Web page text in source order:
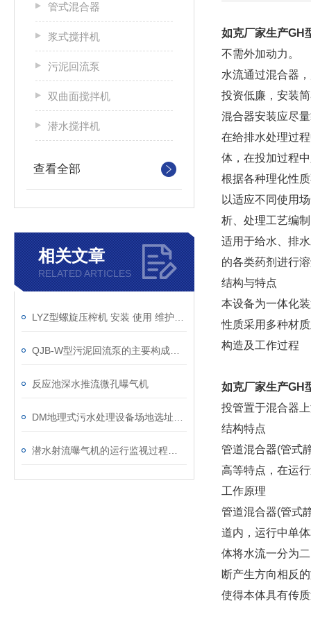
管式混合器
浆式搅拌机
污泥回流泵
双曲面搅拌机
潜水搅拌机
查看全部
相关文章
RELATED ARTICLES
反应池深水推流微孔曝气机
如克厂家生产GH
不需外加动力。
水流通过混合器
投资低廉，安装
混合器安装应尽
在给排水处理过
体，在投加过程
根据各种理化性
以适应不同使用
析、处理工艺编
适用于给水、排
的各类药剂进行
结构与特点
本设备为一体化
性质采用多种材
构造及工作过程
如克厂家生产GH
投管置于混合器
结构特点
管道混合器(管式
高等特点，在运
工作原理
管道混合器(管式
道内，运行中单
体将水流一分为
断产生方向相反
使得本体具有传